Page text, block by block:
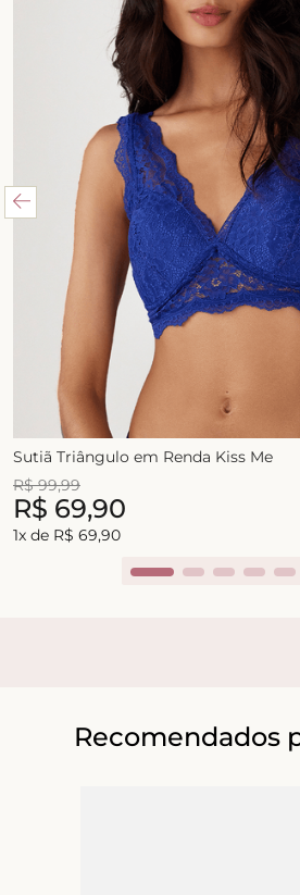
Sutiã Triângulo em Renda Kiss Me
R$ 99,99
R$ 69,90
1x de R$ 69,90
Recomendados